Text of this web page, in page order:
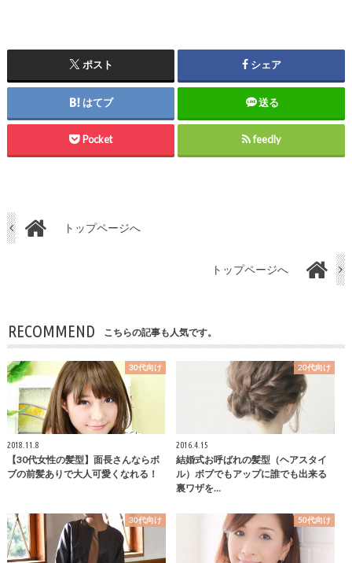
ポスト シェア
はてブ 送る
Pocket feedly
トップページへ
トップページへ
RECOMMEND こちらの記事も人気です。
30代向け
2018.11.8
【30代女性の髪型】面長さんならボ
ブの前髪ありで大人可愛くなれる！
20代向け
2016.4.15
結婚式お呼ばれの髪型（ヘアスタイ
ル）ボブでもアップに誰でも出来る
裏ワザを…
30代向け 50代向け